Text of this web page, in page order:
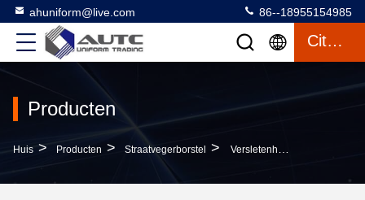
ahuniform@live.com 86--18955154985
Citaat
Producten
Huis > Producten > Straatvegerborstel > Versletenheid Steel Wire Gutter Besem Voor Veegmachine